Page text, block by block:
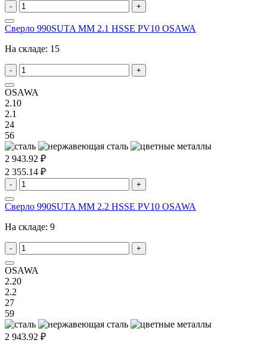
- +
Сверло 990SUTA MM 2.1 HSSE PV10 OSAWA
На складе: 15
- +
OSAWA
2.10
2.1
24
56
2 943.92 ₽
2 355.14 ₽
- +
Сверло 990SUTA MM 2.2 HSSE PV10 OSAWA
На складе: 9
- +
OSAWA
2.20
2.2
27
59
2 943.92 ₽